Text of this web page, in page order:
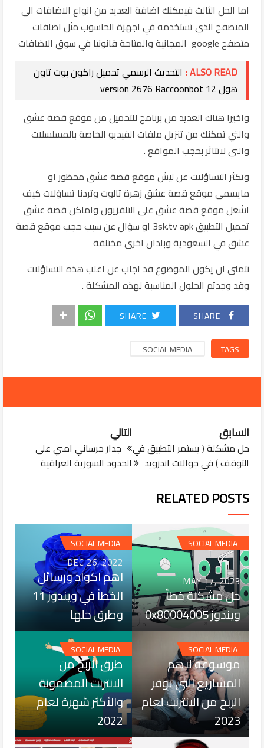
اما الحل الثالث فيمكنك اضافة العديد من انواع الاضافات الى
المتصفح الذي تستخدمه في اجهزة الحاسوب مثل اضافات
متصفح google المجانية والمتاحة قانونيا في سوق الاضافات
ALSO READ : التحديث الرسمي تحميل راكون بوت تاون
هول 12 version 2676 Raccoonbot
واخيرا هناك العديد من برنامج للتحميل من موقع قصة عشق
والتي تمكنك من تنزيل ملفات الفيديو الخاصة بالمسلسلات
والتي لاتتاثر بحجب المواقع .
وتكثر التساؤلات عن ليش موقع قصة عشق محظور او
مايسمى موقع قصة عشق زهرة تالوت وتردنا تساؤلات كيف
اشغل موقع قصة عشق على التلفزيون واماكن قصة عشق
تحميل التطبيق 3sk.tv apk او سؤال عن سبب حجب موقع قصة
عشق في السعودية وبلدان اخرى مختلفة
نتمنى ان يكون الموضوع قد اجاب عن اغلب هذه التساؤلات
وقد وجدتم الحلول المناسبة لهذه المشكلة .
SHARE
SHARE
TAGS
SOCIAL MEDIA
التالي
جدار خرساني امني على
الحدود السورية العراقية
السابق
حل مشكلة ( يستمر التطبيق في
التوقف ) في جوالات اندرويد
RELATED POSTS
SOCIAL MEDIA
MAY 17, 2023
حل مشكلة خطأ
ويندوز 0x80004005
SOCIAL MEDIA
DEC 26, 2022
اهم اكواد ورسائل
الخطأ في ويندوز 11
وطرق حلها
SOCIAL MEDIA
DEC 16, 2022
موسوعة لاهم
المشاريع التي توفر
الربح من الانترنت لعام
2023
SOCIAL MEDIA
AUG 08, 2022
طرق الربح من
الانترنت المضمونة
والأكثر شهرة لعام
2022